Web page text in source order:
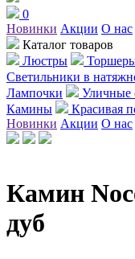
0
Новинки Акции О нас
Каталог товаров
Люстры
Светильники в
Лампочки
Уличные
Камины
Красивая
Новинки Акции О нас
Камин
дуб